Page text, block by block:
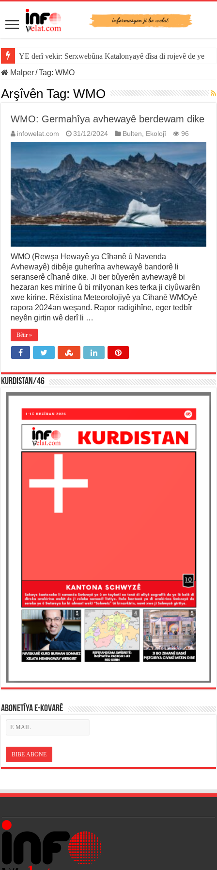
YE derî vekir: Serxwebûna Katalonyayê dîsa di rojevê de ye
Malper/Tag:WMO
Arşîvên Tag:WMO
WMO: Germahîya avhewayê berdewam dike
infowelat.com 31/12/2024 Bulten, Ekolojî 96
WMO (Rewşa Hewayê ya Cîhanê û Navenda
Avhewayê) dibêje guherîna avhewayê bandorê li
seranserê cîhanê dike. Ji ber bûyerên avhewayê bi
hezaran kes mirine û bi milyonan kes terka ji ciyûwarên
xwe kirine. Rêxistina Meteorolojiyê ya Cîhanê WMOyê
rapora 2024an weşand. Rapor radigihîne, eger tedbîr
neyên girtin wê derî li …
Bêtir »
KURDISTAN/46
ABONETÎYA E-KOVARÊ